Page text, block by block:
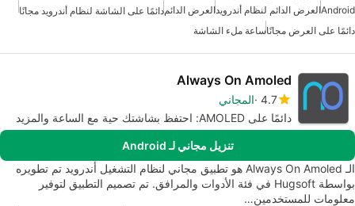
Androidالعرض الدائم لنظام أندرويدالعرض الدائمدائمًا على الشاشة لنظام أندرويد مجانًا
دائمًا على العرض مجانًاساعة ملء الشاشة
Always On Amoled
4.7 المجاني
دائمًا على AMOLED: احتفظ بشاشتك حية مع الساعة والمزيد
تنزيل مجاني لـ Android
الـ Always On Amoled هو تطبيق مجاني لنظام التشغيل أندرويد تم تطويره
بواسطة Hugsoft في فئة الأدوات والمرافق. تم تصميم التطبيق لتوفير
معلومات للمستخدمين…